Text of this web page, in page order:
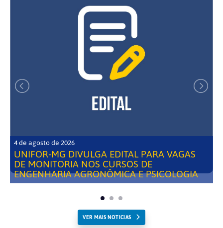
4 de agosto de 2026
UNIFOR-MG DIVULGA EDITAL PARA VAGAS
DE MONITORIA NOS CURSOS DE
ENGENHARIA AGRONÔMICA E PSICOLOGIA
VER MAIS NOTICIAS